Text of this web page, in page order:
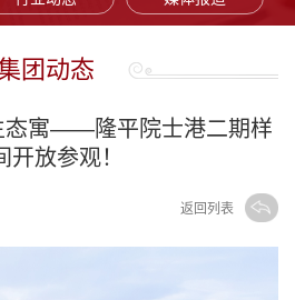
团动态
态寓——隆平院士港二期样
开放参观！
返回列表